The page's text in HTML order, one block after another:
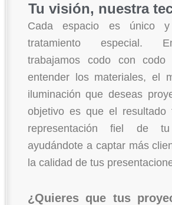
Tu visión, nuestra
Cada espacio es único
tratamiento especial.
trabajamos codo con codo
entender los materiales, el
iluminación que deseas
objetivo es que el resultado
representación fiel de tu
ayudándote a captar más
la calidad de tus
¿Quieres que tus